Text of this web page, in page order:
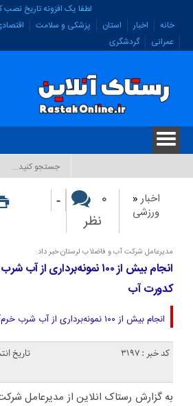
لطفا یک افزونه تاریخ نصب
خانه
اخبار استان پزشکی و سلامت
عمرانی
گردشگری
اخبار«
ورزشی
۰
نظر
-
مدیرعامل شرکت آب و فاضلاب لرستان خبر داد:
انجام بیش از ۱۰۰ نمونه‌برداری
کدورت آب
انجام بیش از ۱۰۰ نمونه‌برداری از آب شرب خرم‌آباد در جریان کدورت آب
کد خبر : 3197
به گزارش رستاک انلاین از مدیرعامل